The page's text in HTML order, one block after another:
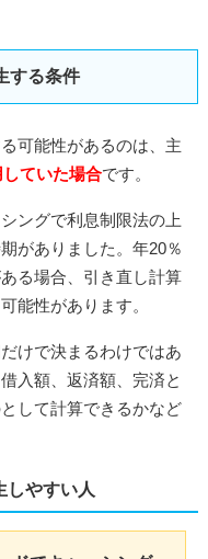
する条件
可能性があるのは、主
ていた場合です。
ングで利息制限法の上
がありました。年20％
る場合、引き直し計算
能性があります。
けで決まるわけではあ
入額、返済額、完済と
して計算できるかなど
しやすい人